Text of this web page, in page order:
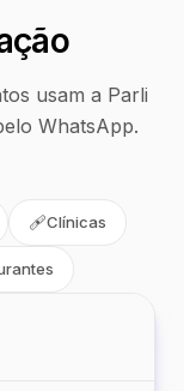
usam a Parli
WhatsApp.
🩹Clínicas